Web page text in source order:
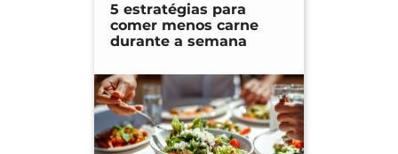
5 estratégias para
comer menos carne
durante a semana